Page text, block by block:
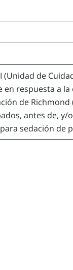
de
respuesta a
de Richmond
antes de,
sedación de